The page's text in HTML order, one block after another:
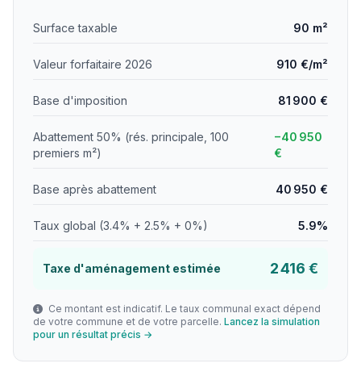
Surface taxable 90 m²
Valeur forfaitaire 2026 910 €/m²
Base d'imposition 81 900 €
Abattement 50% (rés. principale, 100
premiers m²)
−40 950
€
Base après abattement 40 950 €
Taux global (3.4% + 2.5% + 0%) 5.9%
Taxe d'aménagement estimée 2 416 €
Ce montant est indicatif. Le taux communal exact dépend
de votre commune et de votre parcelle. Lancez la simulation
pour un résultat précis →